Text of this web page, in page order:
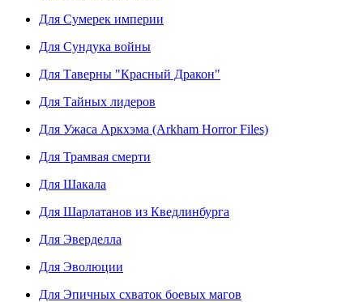
Для Сумерек империи
Для Сундука войны
Для Таверны "Красный Дракон"
Для Тайных лидеров
Для Ужаса Аркхэма (Arkham Horror Files)
Для Трамвая смерти
Для Шакала
Для Шарлатанов из Кведлинбурга
Для Эверделла
Для Эволюции
Для Эпичных схваток боевых магов